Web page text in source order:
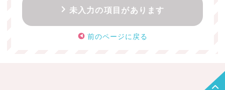
・お問い合わせに対する回答及び資料送付のご連絡
・当社のお客様向けサービスの提供
・本人確認
・サービスの開発・改善のための分析
未入力の項目があります
前のページに戻る